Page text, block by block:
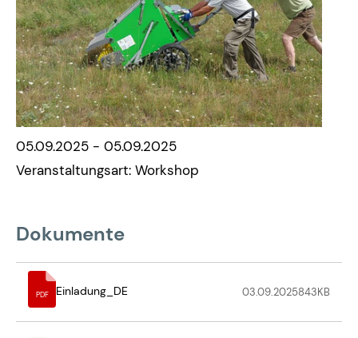
05.09.2025 - 05.09.2025
Veranstaltungsart: Workshop
Dokumente
PDF Einladung_DE 03.09.2025843KB